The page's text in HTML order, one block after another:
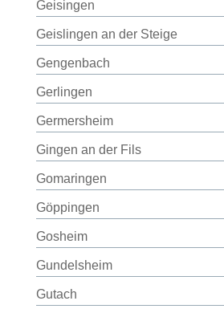
Geisingen
Geislingen an der Steige
Gengenbach
Gerlingen
Germersheim
Gingen an der Fils
Gomaringen
Göppingen
Gosheim
Gundelsheim
Gutach